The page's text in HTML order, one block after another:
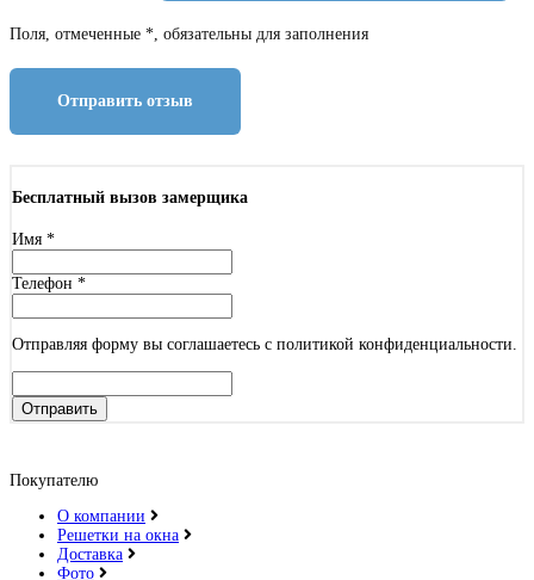
Поля, отмеченные *, обязательны для заполнения
Отправить отзыв
Бесплатный вызов замерщика
Имя *
Телефон *
Отправляя форму вы соглашаетесь с политикой конфиденциальности.
Отправить
Покупателю
О компании
Решетки на окна
Доставка
Фото